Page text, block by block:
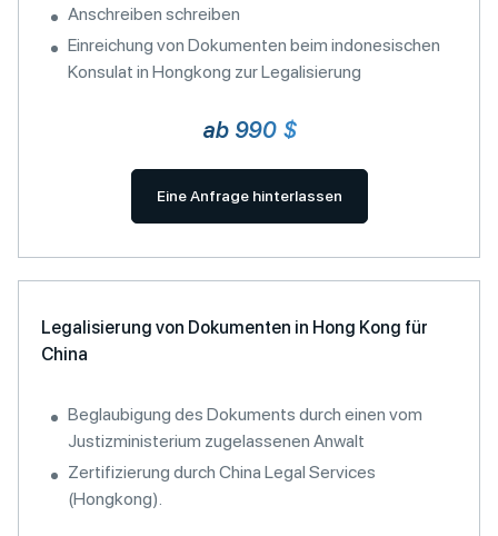
Anschreiben schreiben
Einreichung von Dokumenten beim indonesischen
Konsulat in Hongkong zur Legalisierung
ab 990 $
Eine Anfrage hinterlassen
Legalisierung von Dokumenten in Hong Kong für
China
Beglaubigung des Dokuments durch einen vom
Justizministerium zugelassenen Anwalt
Zertifizierung durch China Legal Services
(Hongkong).